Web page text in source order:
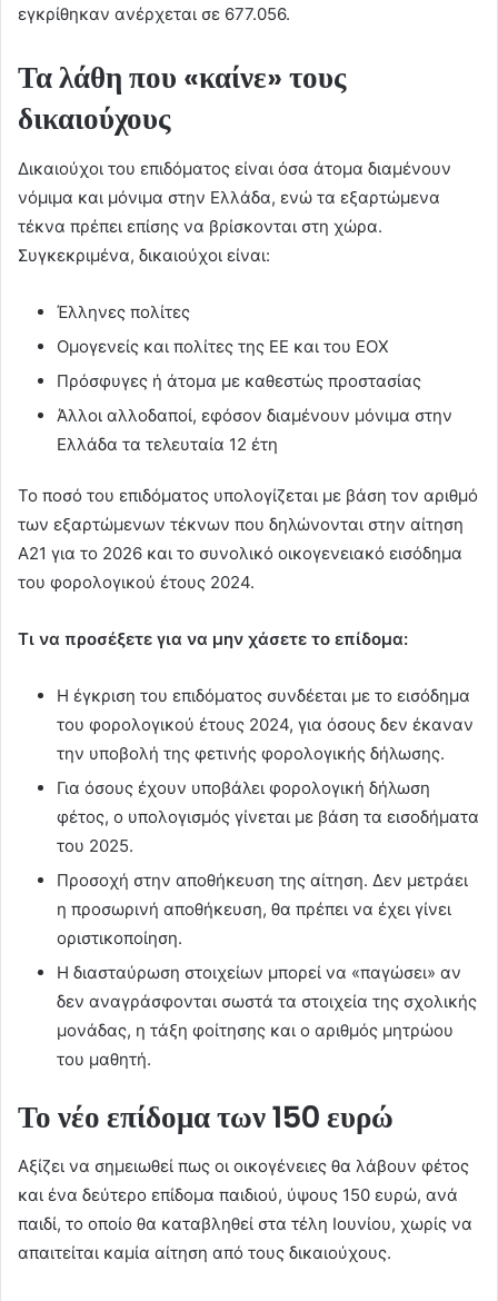
εγκρίθηκαν ανέρχεται σε 677.056.
Τα λάθη που «καίνε» τους
δικαιούχους
Δικαιούχοι του επιδόματος είναι όσα άτομα διαμένουν
νόμιμα και μόνιμα στην Ελλάδα, ενώ τα εξαρτώμενα
τέκνα πρέπει επίσης να βρίσκονται στη χώρα.
Συγκεκριμένα, δικαιούχοι είναι:
Έλληνες πολίτες
Ομογενείς και πολίτες της ΕΕ και του ΕΟΧ
Πρόσφυγες ή άτομα με καθεστώς προστασίας
Άλλοι αλλοδαποί, εφόσον διαμένουν μόνιμα στην
Ελλάδα τα τελευταία 12 έτη
Το ποσό του επιδόματος υπολογίζεται με βάση τον αριθμό
των εξαρτώμενων τέκνων που δηλώνονται στην αίτηση
Α21 για το 2026 και το συνολικό οικογενειακό εισόδημα
του φορολογικού έτους 2024.
Τι να προσέξετε για να μην χάσετε το επίδομα:
Η έγκριση του επιδόματος συνδέεται με το εισόδημα
του φορολογικού έτους 2024, για όσους δεν έκαναν
την υποβολή της φετινής φορολογικής δήλωσης.
Για όσους έχουν υποβάλει φορολογική δήλωση
φέτος, ο υπολογισμός γίνεται με βάση τα εισοδήματα
του 2025.
Προσοχή στην αποθήκευση της αίτηση. Δεν μετράει
η προσωρινή αποθήκευση, θα πρέπει να έχει γίνει
οριστικοποίηση.
Η διασταύρωση στοιχείων μπορεί να «παγώσει» αν
δεν αναγράσφονται σωστά τα στοιχεία της σχολικής
μονάδας, η τάξη φοίτησης και ο αριθμός μητρώου
του μαθητή.
Το νέο επίδομα των 150 ευρώ
Αξίζει να σημειωθεί πως οι οικογένειες θα λάβουν φέτος
και ένα δεύτερο επίδομα παιδιού, ύψους 150 ευρώ, ανά
παιδί, το οποίο θα καταβληθεί στα τέλη Ιουνίου, χωρίς να
απαιτείται καμία αίτηση από τους δικαιούχους.